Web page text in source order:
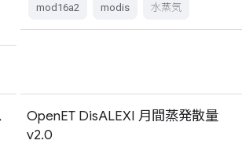
mod16a2 modis 水蒸気
OpenET DisALEXI 月間蒸発散量
v2.0